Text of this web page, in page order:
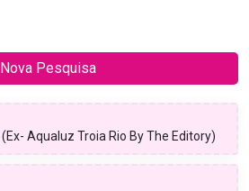
Nova Pesquisa